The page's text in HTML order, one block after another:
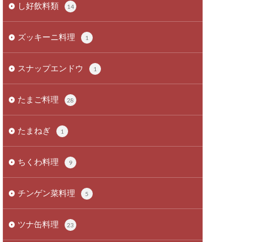
し好飲料類 14
ズッキーニ料理 1
スナップエンドウ 1
たまご料理 28
たまねぎ 1
ちくわ料理 9
チンゲン菜料理 5
ツナ缶料理 23